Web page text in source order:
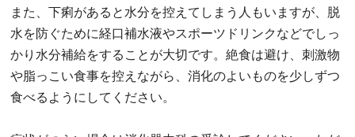
また、下痢があると水分を控えてしまう人もいますが、脱
水を防ぐために経口補水液やスポーツドリンクなどでしっ
かり水分補給をすることが大切です。絶食は避け、刺激物
や脂っこい食事を控えながら、消化のよいものを少しずつ
食べるようにしてください。